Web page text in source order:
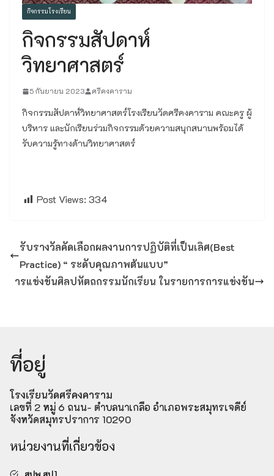
กิจกรรมโรงเรียน
กิจกรรมสัปดาห์
วิทยาศาสตร์
5 กันยายน 2023 ศรีคงคาราม
กิจกรรมสัปดาห์วิทยาศาสตร์โรงเรียนวัดศรีคงคาราม คณะครู ผู้
บริหาร และนักเรียนร่วมกิจกรรมด้วยความสนุกสนานพร้อมได้
รับความรู้ทางด้านวิทยาศาสตร์
Post Views: 334
รับรางวัลคัดเลือกผลงานการปฏิบัติที่เป็นเลิศ(Best
Practice) “ ระดับคุณภาพต้นแบบ”
ารแข่งขันศิลปหัตถกรรมนักเรียน ในรายการการแข่งขัน
ที่อยู่
โรงเรียนวัดศรีคงคาราม
เลขที่ 2 หมู่ 6 ถนน- ตำบลนาเกลือ อำเภอพระสมุทรเจดีย์
จังหวัดสมุทรปราการ 10290
หน่วยงานที่เกี่ยวข้อง